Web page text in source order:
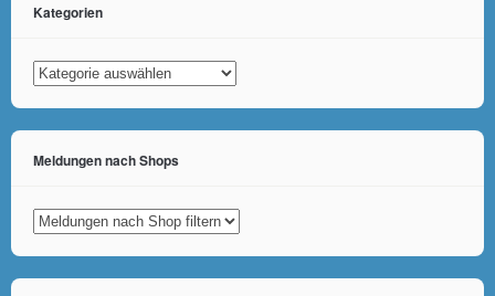
Kategorien
Kategorien
Meldungen nach Shops